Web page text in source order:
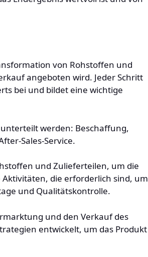
von Rohstoffen und
angeboten wird. Jeder Schritt
bei und bildet eine wichtige
werden: Beschaffung,
Sales-Service.
und Zulieferteilen, um die
die erforderlich sind, um
und Qualitätskontrolle.
und den Verkauf des
entwickelt, um das Produkt